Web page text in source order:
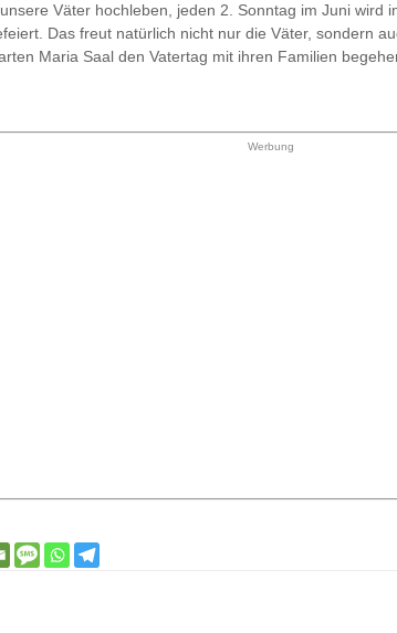
Väter hochleben, jeden 2. Sonntag im Juni wird
Das freut natürlich nicht nur die Väter, sondern
Maria Saal den Vatertag mit ihren Familien
Werbung